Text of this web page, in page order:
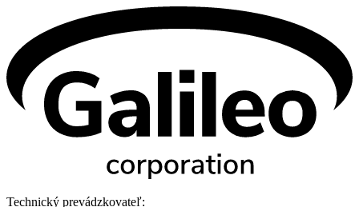
Technický prevádzkovateľ: